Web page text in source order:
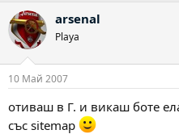
arsenal
Playa
10 Май 2007
отиваш в Г. и викаш боте
със sitemap